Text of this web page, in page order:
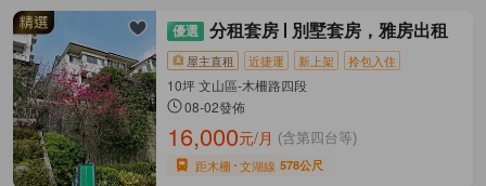
分租套房 別墅套房，雅房出租
屋主直租 近捷運 新上架 拎包入住
10坪 文山區-木柵路四段
08-02發佈
16,000元/月 (含第四台等)
距木柵 文湖線 578公尺